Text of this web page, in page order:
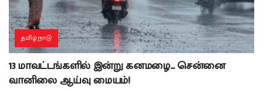
தமிழ்நாடு
13 மாவட்டங்களில் இன்று கனமழை… சென்னை
வானிலை ஆய்வு மையம்!